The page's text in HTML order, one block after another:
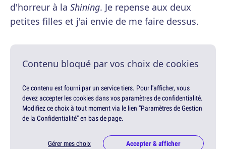
d'horreur à la Shining. Je repense aux deux
petites filles et j'ai envie de me faire dessus.
Contenu bloqué par vos choix de cookies
Ce contenu est fourni par un service tiers. Pour l'afficher, vous
devez accepter les cookies dans vos paramètres de confidentialité.
Modifiez ce choix à tout moment via le lien "Paramètres de Gestion
de la Confidentialité" en bas de page.
Gérer mes choix Accepter & afficher